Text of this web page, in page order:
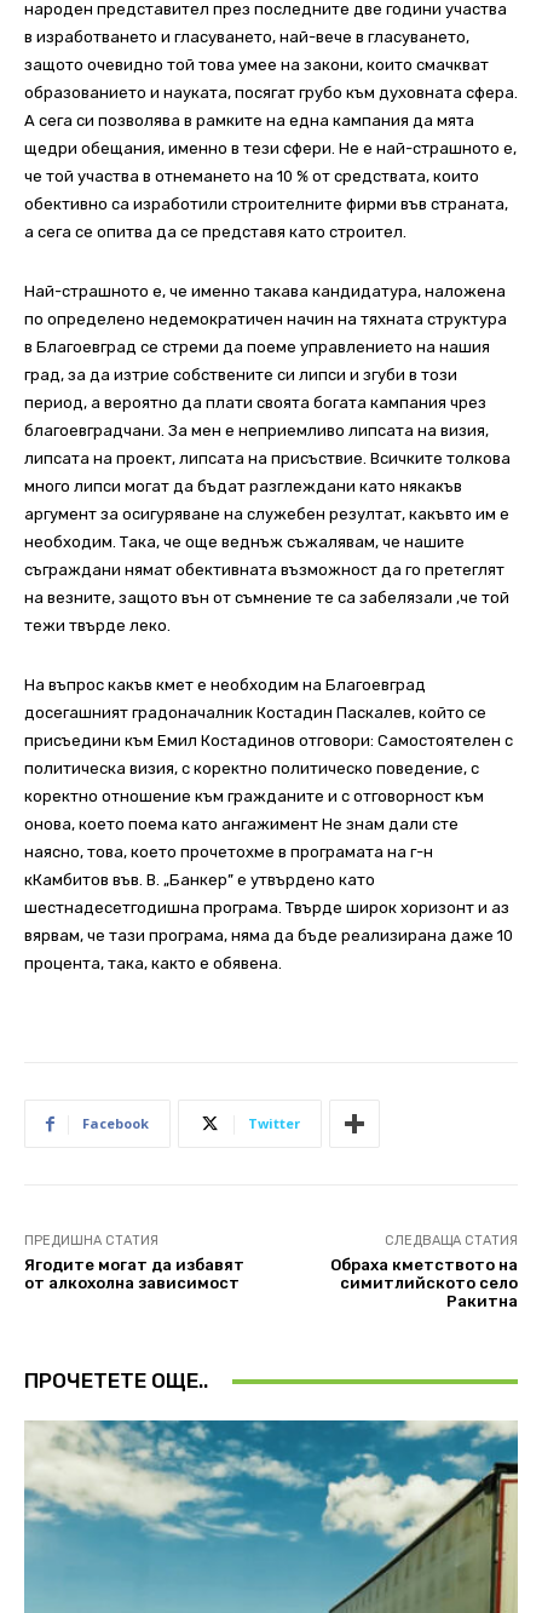
народен представител през последните две години участва
в изработването и гласуването, най-вече в гласуването,
защото очевидно той това умее на закони, които смачкват
образованието и науката, посягат грубо към духовната сфера.
А сега си позволява в рамките на една кампания да мята
щедри обещания, именно в тези сфери. Не е най-страшното е,
че той участва в отнемането на 10 % от средствата, които
обективно са изработили строителните фирми във страната,
а сега се опитва да се представя като строител.
Най-страшното е, че именно такава кандидатура, наложена
по определено недемократичен начин на тяхната структура
в Благоевград се стреми да поеме управлението на нашия
град, за да изтрие собствените си липси и згуби в този
период, а вероятно да плати своята богата кампания чрез
благоевградчани. За мен е неприемливо липсата на визия,
липсата на проект, липсата на присъствие. Всичките толкова
много липси могат да бъдат разглеждани като някакъв
аргумент за осигуряване на служебен резултат, какъвто им е
необходим. Така, че още веднъж съжалявам, че нашите
съграждани нямат обективната възможност да го претеглят
на везните, защото вън от съмнение те са забелязали ,че той
тежи твърде леко.
На въпрос какъв кмет е необходим на Благоевград
досегашният градоначалник Костадин Паскалев, който се
присъедини към Емил Костадинов отговори: Самостоятелен с
политическа визия, с коректно политическо поведение, с
коректно отношение към гражданите и с отговорност към
онова, което поема като ангажимент Не знам дали сте
наясно, това, което прочетохме в програмата на г-н
кКамбитов във. В. „Банкер” е утвърдено като
шестнадесетгодишна програма. Твърде широк хоризонт и аз
вярвам, че тази програма, няма да бъде реализирана даже 10
процента, така, както е обявена.
Facebook Twitter
ПРЕДИШНА СТАТИЯ
Ягодите могат да избавят
от алкохолна зависимост
СЛЕДВАЩА СТАТИЯ
Обраха кметството на
симитлийското село
Ракитна
ПРОЧЕТЕТЕ ОЩЕ..